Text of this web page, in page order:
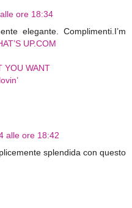
ore 18:34
elegante. Complimenti.I’m
UP.COM
YOU WANT
alle ore 18:42
splendida con questo